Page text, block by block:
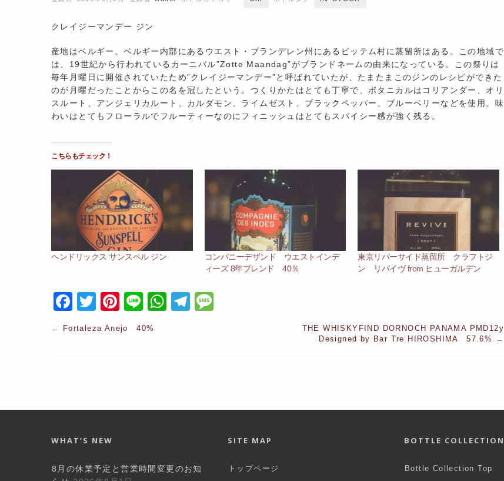
クレイジーマンデー ジン
産地はベルギー。ベルギー内部にあるウエスト・ブランデレン州にあるビッテム村に蒸留所はある。この地域で
は、19世紀から行われているカーニバル”Zotte Maandag”がブランドネームの由来になっている。この祭りは
毎年月曜日に開催されていたため”クレイジーマンデー”と呼ばれていたが、たまたまこのジンのレシピができた
のが月曜だったことからこの名を冠したという。つくりかたはとても丁寧で、ボタニカルはコリアンダー、オリ
スルート、アンジェリカルート、カルダモン、ライムゼスト、ブラックペッパー、ブルーベリーなどを使用。味
わいはとてもフローラルでフルーティーなのにフィニッシュはとてもスパイシー感が強く残る。
こちらもチェック！
ヘンドリックス サンスペル ジン
コンパニーデザンド ウエストインデ
ィーズ 8年ブレンド 40％
東京リバーサイド蒸留所 クラフトジ
ン リバイヴ from ヒューガルデン
F
a
o
k
T
w
Pi
nt
er
Li
n
W
p
T
e
← Fortaleza Anejo 40%
THE WHISKYFIND DORNOCH PANAMA PMD12y
Designed by Bar Tre HIROSHIMA 57.6%
→
WHAT’S NEW
8月の休業予定と営業時間変更のお知
SITE MAP
トップページ
BOTTLE COLLECTION
Bottle Collection Top